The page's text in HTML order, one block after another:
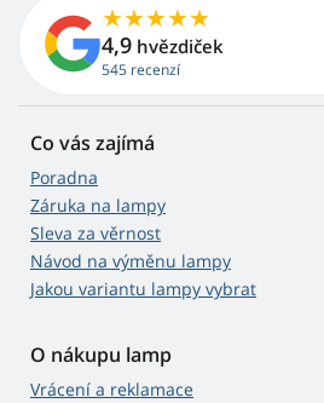
4,9 hvězdiček
545 recenzí
Co vás zajímá
Poradna
Záruka na lampy
Sleva za věrnost
Návod na výměnu lampy
Jakou variantu lampy vybrat
O nákupu lamp
Vrácení a reklamace